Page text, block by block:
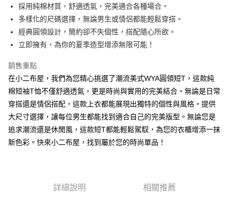
街口支付
Google Pay
ATM付款
全家付款取貨
每筆NT$60，滿NT$1,000(含以上)免運費
付款後全家取貨
付款後7-11取貨
採用純棉材質，舒適透氣，完美適合各種場合。
多樣化的尺碼選擇，無論男生或情侶都能輕鬆穿搭。
經典圓領設計，簡約卻不失個性，搭配隨心所欲。
立即擁有，為你的夏季造型增添無限可能！
銷售重點
在小二布屋，我們為您精心挑選了潮流美式WYA圓領短T，這款純
棉短袖T恤不僅舒適透氣，更是時尚與實用的完美結合。無論是日常
穿搭還是情侶搭配，這款上衣都能展現出獨特的個性與風格。提供
大尺寸選擇，讓每位男生都能找到適合自己的完美版型。無論您是
追求潮流還是休閒風，這款短T都能輕鬆駕馭，為您的衣櫃增添一抹
新色彩。快來小二布屋，找到屬於您的時尚單品！
詳細說明 相關推薦